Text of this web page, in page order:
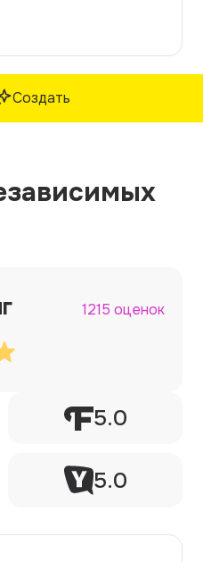
Создать
1215 оценок
5.0
5.0